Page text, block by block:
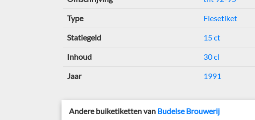
Type Flesetiket
Statiegeld 15 ct
Inhoud 30 cl
Jaar 1991
Andere buiketiketten van Budelse Brouwerij